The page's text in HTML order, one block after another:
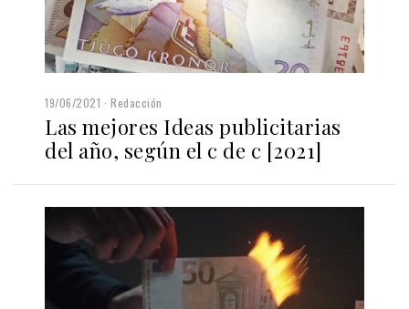
19/06/2021 Redacción
Las mejores Ideas publicitarias
del año, según el c de c [2021]